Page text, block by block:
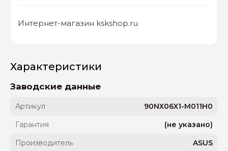
Интернет-магазин kskshop.ru
Характеристики
Заводские данные
Артикул
90NX06X1-M011H0
Гарантия
(не указано)
Производитель
ASUS